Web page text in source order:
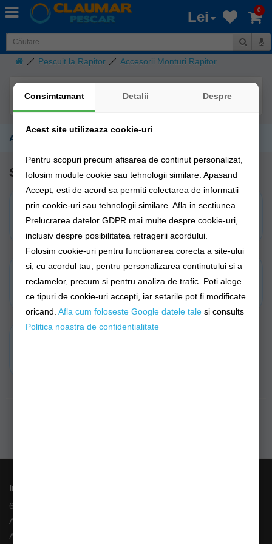
Lei 0
Pescuit la Rapitor Accesorii Monturi Rapitor
Accesorii Monturi Rapitor
Subcategorii
Agrafe si Vartejuri
Rapitor
Bride
Foarfeci Rapitor
Consimtamant Detalii Despre
Acest site utilizeaza cookie-uri
Pentru scopuri precum afisarea de continut personalizat,
folosim module cookie sau tehnologii similare. Apasand
Accept, esti de acord sa permiti colectarea de informatii
prin cookie-uri sau tehnologii similare. Afla in sectiunea
Prelucrarea datelor GDPR mai multe despre cookie-uri,
inclusiv despre posibilitatea retragerii acordului.
Folosim cookie-uri pentru functionarea corecta a site-ului
si, cu acordul tau, pentru personalizarea continutului si a
reclamelor, precum si pentru analiza de trafic. Poti alege
ce tipuri de cookie-uri accepti, iar setarile pot fi modificate
oricand.Afla cum foloseste Google datele tale si consults
Politica noastra de confidentialitate
Informații
6 Rate fara Dobanda
Angajari
ANPC